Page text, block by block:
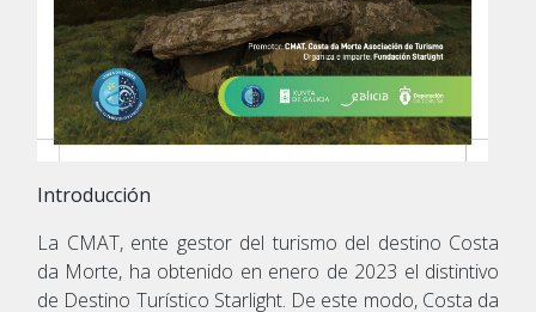
Introducción
La CMAT, ente gestor del turismo del destino Costa
da Morte, ha obtenido en enero de 2023 el distintivo
de Destino Turístico Starlight. De este modo, Costa da